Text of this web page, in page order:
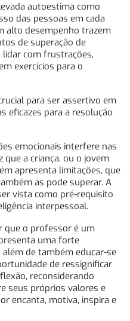
autoestima como
das pessoas em cada
alto desempenho trazem
de superação de
com frustrações,
exercícios para o
para ser assertivo em
eficazes para a resolução
emocionais interfere nas
que a criança, ou o jovem
apresenta limitações, que
as pode superar. A
vista como pré-requisito
interpessoal.
que o professor é um
uma forte
de também educar-se
de ressignificar
reconsiderando
seus próprios valores e
encanta, motiva, inspira e